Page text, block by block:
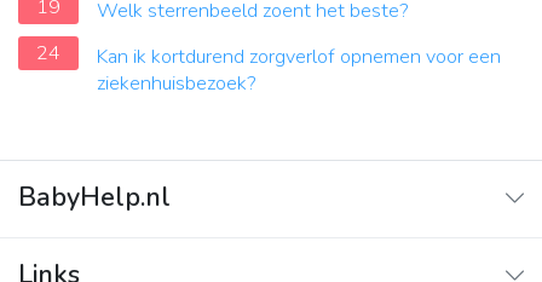
19
Welk sterrenbeeld zoent het beste?
24
Kan ik kortdurend zorgverlof opnemen voor een
ziekenhuisbezoek?
BabyHelp.nl